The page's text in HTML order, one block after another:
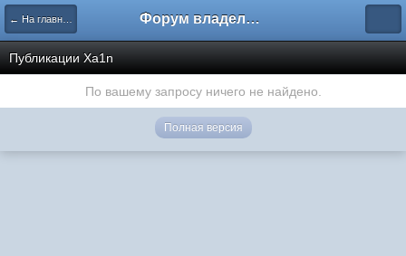
← На главную Форум владельцев интернет-магазинов
Публикации Xa1n
По вашему запросу ничего не найдено.
Полная версия